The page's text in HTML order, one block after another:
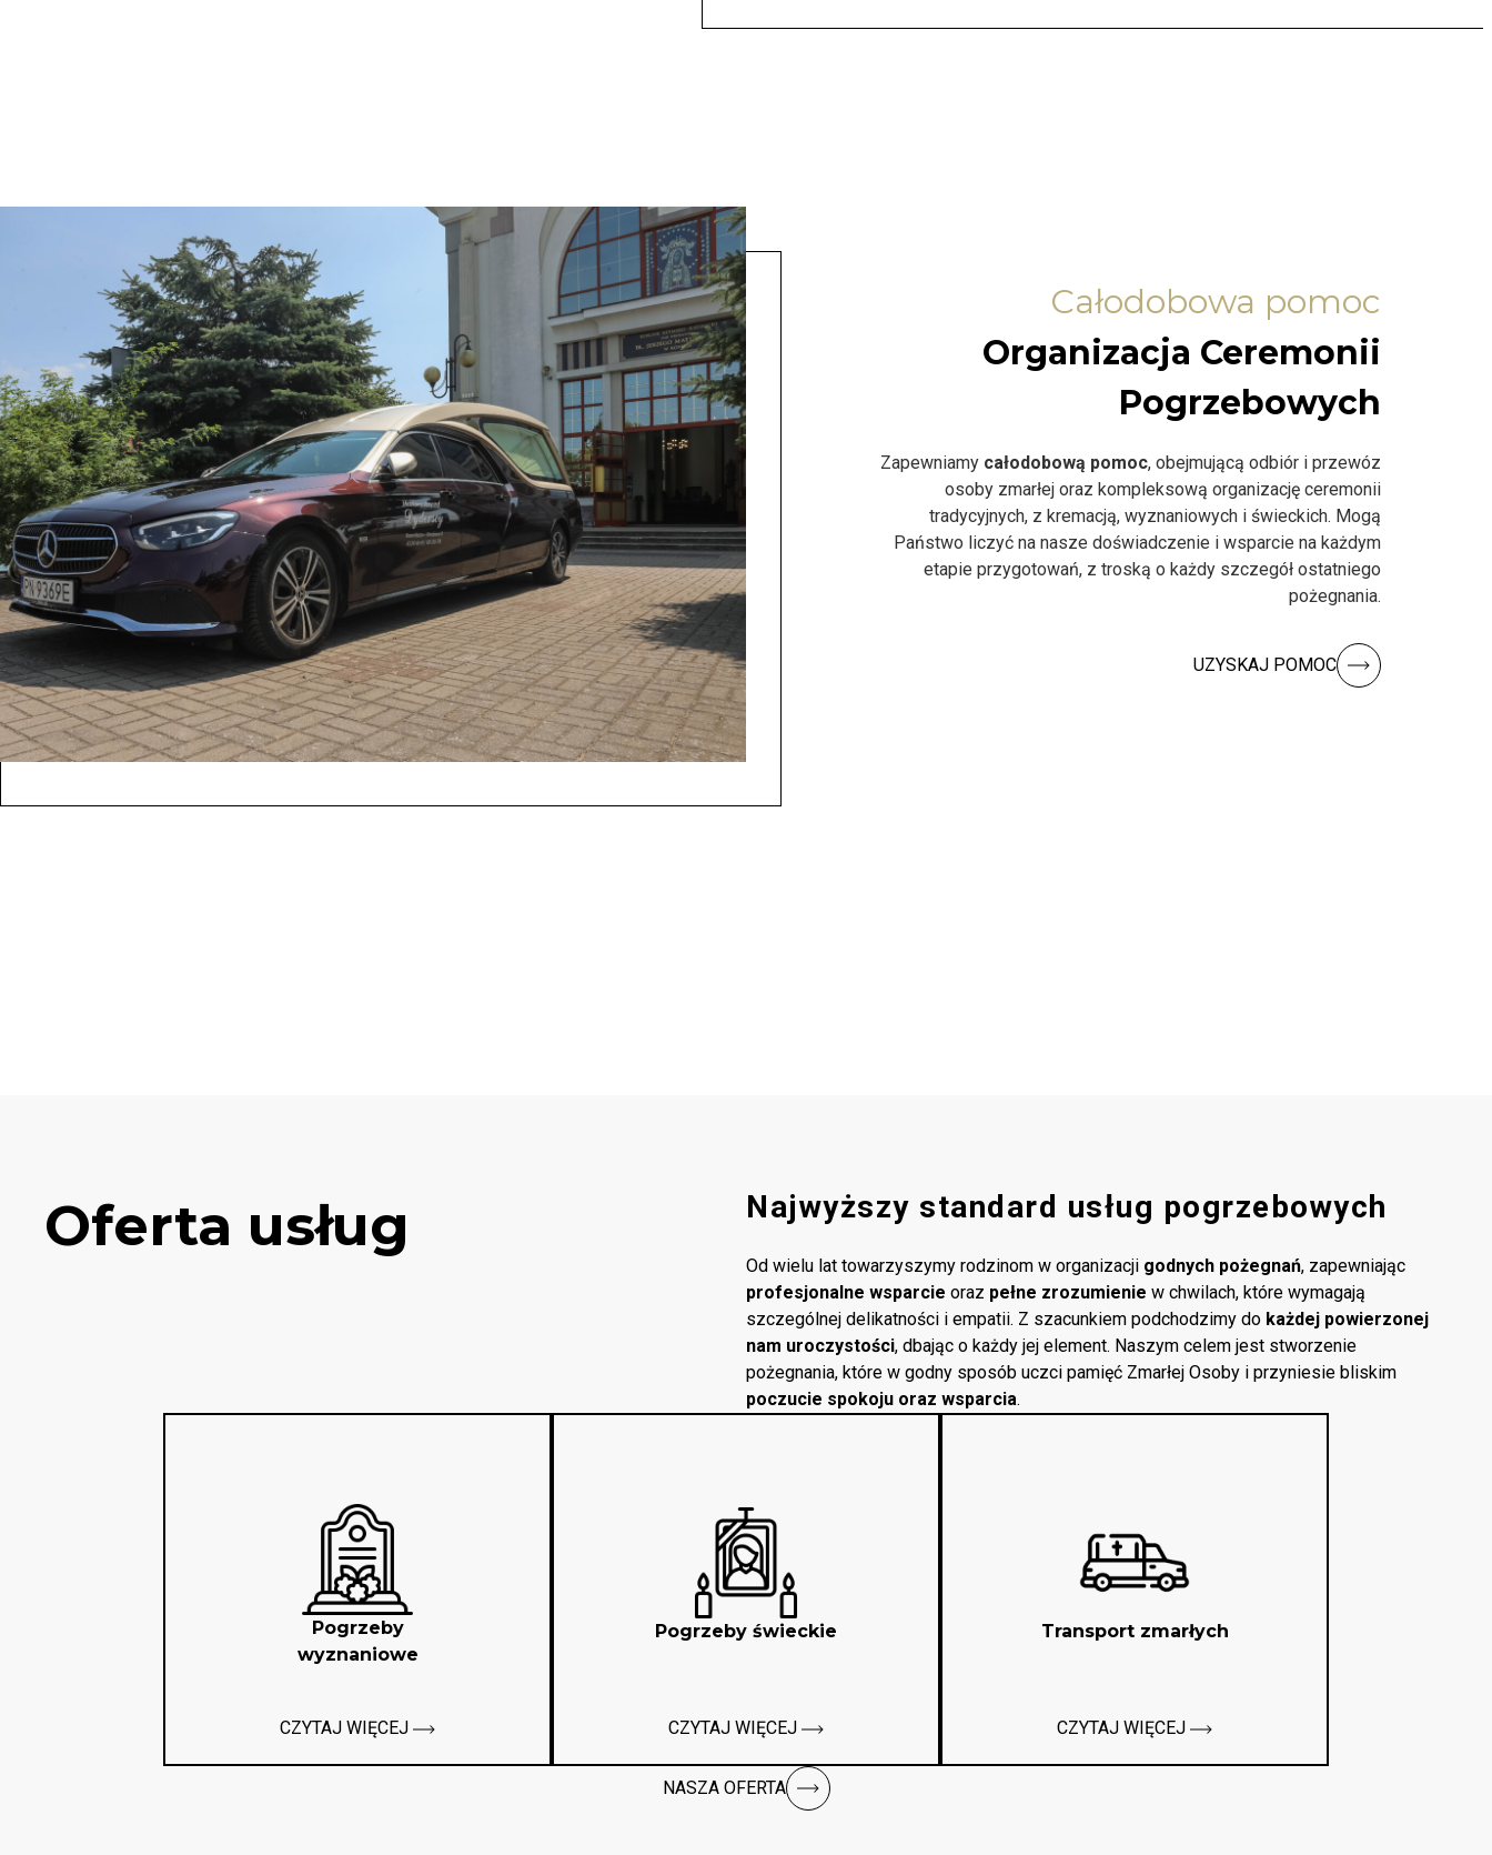
Całodobowa pomoc
Organizacja Ceremonii
Pogrzebowych
Zapewniamy całodobową pomoc, obejmującą odbiór i przewóz
osoby zmarłej oraz kompleksową organizację ceremonii
tradycyjnych, z kremacją, wyznaniowych i świeckich. Mogą
Państwo liczyć na nasze doświadczenie i wsparcie na każdym
etapie przygotowań, z troską o każdy szczegół ostatniego
pożegnania.
UZYSKAJ POMOC
Oferta usług Najwyższy standard usług pogrzebowych
Od wielu lat towarzyszymy rodzinom w organizacji godnych pożegnań, zapewniając
profesjonalne wsparcie oraz pełne zrozumienie w chwilach, które wymagają
szczególnej delikatności i empatii. Z szacunkiem podchodzimy do każdej powierzonej
nam uroczystości, dbając o każdy jej element. Naszym celem jest stworzenie
pożegnania, które w godny sposób uczci pamięć Zmarłej Osoby i przyniesie bliskim
poczucie spokoju oraz wsparcia.
Pogrzeby
wyznaniowe
CZYTAJ WIĘCEJ
Pogrzeby świeckie
CZYTAJ WIĘCEJ
Transport zmarłych
CZYTAJ WIĘCEJ
NASZA OFERTA